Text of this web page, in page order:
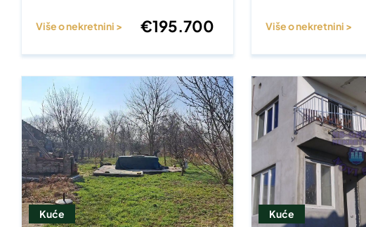
Više o nekretnini > €195.700 Više o nekretnini >
Kuće Kuće